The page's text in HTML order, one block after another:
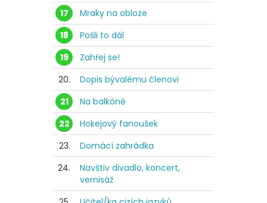
17
Mraky na obloze
18
Pošli to dál
19
Zahřej se!
20.
Dopis bývalému členovi
21
Na balkóně
22
Hokejový fanoušek
23.
Domácí zahrádka
24.
Navštiv divadlo, koncert,
vernisáž